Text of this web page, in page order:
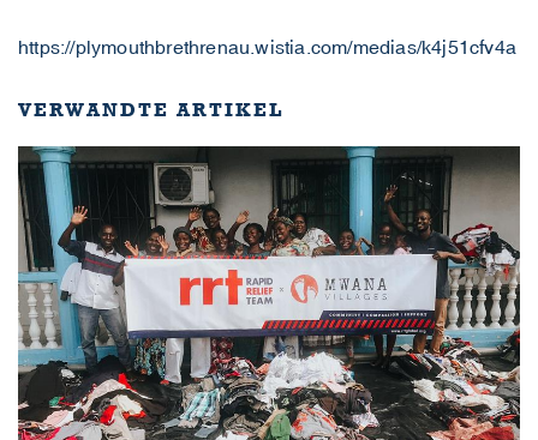
https://plymouthbrethrenau.wistia.com/medias/k4j51cfv4a
VERWANDTE ARTIKEL